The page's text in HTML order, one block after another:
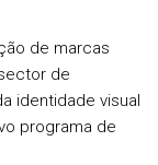
de marcas
de
identidade visual
programa de